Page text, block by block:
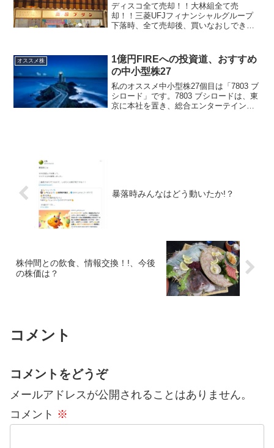
ディスコ全て売却！！大林組全て売
却！！三菱UFJフィナンシャルグループ
下落時、全て売却後、買いなおしでき
オススメ株
1億円FIREへの投資道、おすすめ
の中小型株27
私のオススメ中小型株27個目は「7803 ブ
シロード」です。7803 ブシロードは、東
京に本社を置き、総合エンターテインメ
暴落時みんなはどう動いたか!？
株仲間との飲食、情報交換！!、今後
の株価は？
コメント
コメントをどうぞ
メールアドレスが公開されることはありません。
コメント ※